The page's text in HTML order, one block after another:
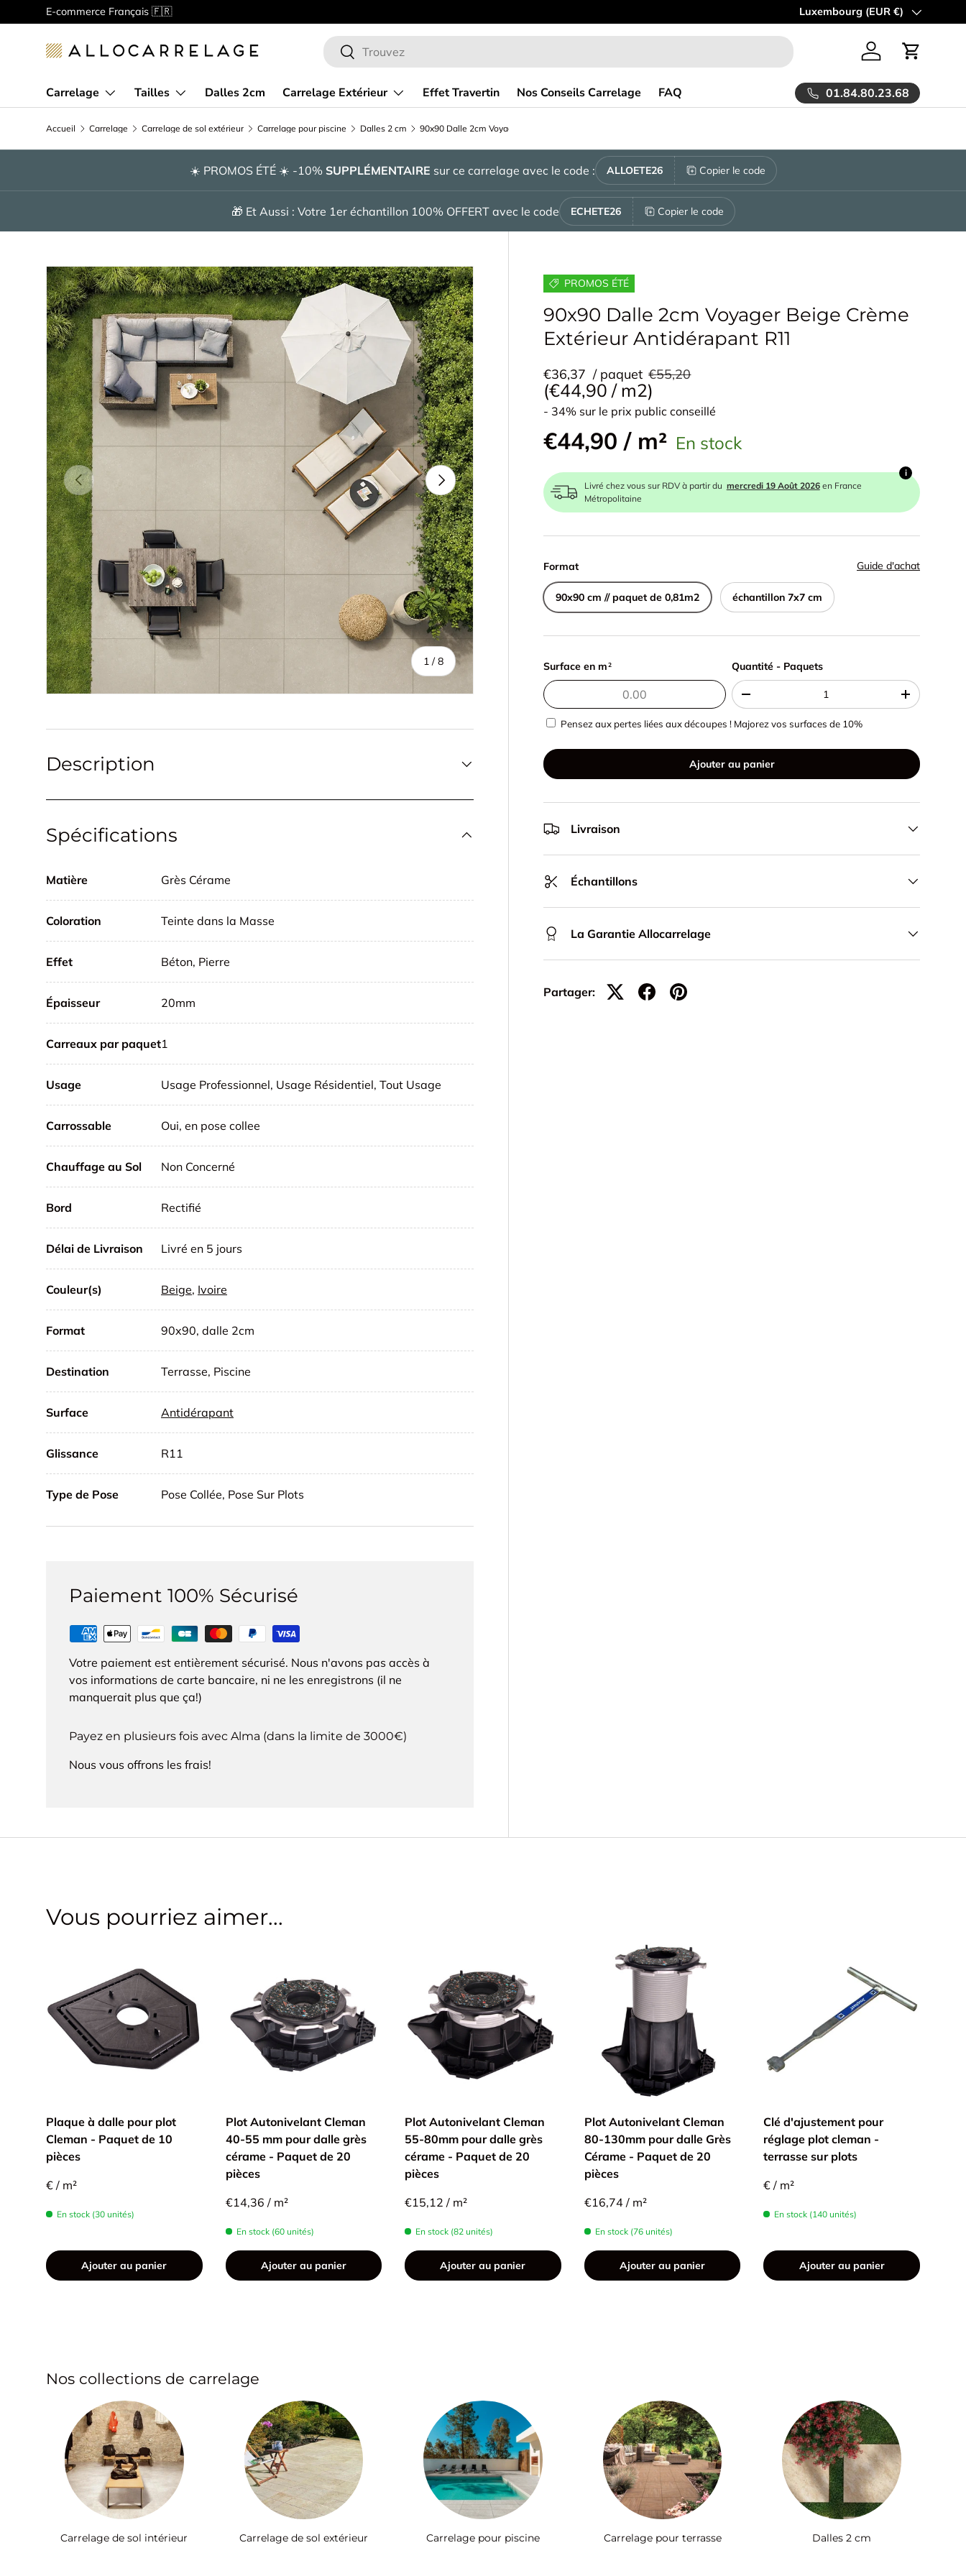
Aller au contenu
E-commerce Français 🇫🇷 Spécialiste de la vente en ligne de carrelage
Pays
Luxembourg (EUR €)
Recherche
Rechercher
Se connecter
Panier
Carrelage Tailles Dalles 2cm Carrelage Extérieur Effet Travertin Nos Conseils Carrelage FAQ 01.84.80.23.68
Accueil Carrelage Carrelage de sol extérieur Carrelage pour piscine Dalles 2 cm
☀️ PROMOS ÉTÉ ☀️ -10% SUPPLÉMENTAIRE sur ce carrelage avec le code : ALLOETE26 Copier le code
🎁 Et Aussi : Votre 1er échantillon 100% OFFERT avec le code ECHETE26 Copier le code
Précédent
1 /de
8
Suivant
PROMOS ÉTÉ
90x90 Dalle 2cm Voyager Beige Crème
Extérieur Antidérapant R11
€36,37 / paquet €55,20
Prix unitaire
€44,90/m2
- 34% sur le prix public conseillé
€44,90 / m² En stock
Livré chez vous sur RDV à partir du mercredi 19 Août 2026en France
Métropolitaine
i
Format Guide d'achat
90x90 cm // paquet de 0,81m2 échantillon 7x7 cm
Surface en m 2 Quantité - Paquets
Quantité - Paquets
+
Pensez aux pertes liées aux découpes ! Majorez vos surfaces de 10%
Ajouter au panier
Livraison
Échantillons
La Garantie Allocarrelage
Partager:
Description
Spécifications
Matière Grès Cérame
Coloration Teinte dans la Masse
Effet Béton, Pierre
Épaisseur 20mm
Carreaux par paquet1
Usage Usage Professionnel, Usage Résidentiel, Tout Usage
Carrossable Oui, en pose collee
Chauffage au Sol Non Concerné
Bord Rectifié
Délai de Livraison Livré en 5 jours
Couleur(s) Beige, Ivoire
Format 90x90, dalle 2cm
Destination Terrasse, Piscine
Surface Antidérapant
Glissance R11
Type de Pose Pose Collée, Pose Sur Plots
Paiement 100% Sécurisé
Votre paiement est entièrement sécurisé. Nous n'avons pas accès à
vos informations de carte bancaire, ni ne les enregistrons (il ne
manquerait plus que ça!)
Payez en plusieurs fois avec Alma (dans la limite de 3000€)
Nous vous offrons les frais!
Vous pourriez aimer...
Plaque à dalle pour plot
Cleman - Paquet de 10
pièces
€ / m²
En stock (30 unités)
Ajouter au panier
Plot Autonivelant Cleman
40-55 mm pour dalle grès
cérame - Paquet de 20
pièces
€14,36 / m²
En stock (60 unités)
Ajouter au panier
Plot Autonivelant Cleman
55-80mm pour dalle grès
cérame - Paquet de 20
pièces
€15,12 / m²
En stock (82 unités)
Ajouter au panier
Plot Autonivelant Cleman
80-130mm pour dalle Grès
Cérame - Paquet de 20
pièces
€16,74 / m²
En stock (76 unités)
Ajouter au panier
Clé d'ajustement pour
réglage plot cleman -
terrasse sur plots
€ / m²
En stock (140 unités)
Ajouter au panier
Nos collections de carrelage
Carrelage de sol intérieur Carrelage de sol extérieur Carrelage pour piscine Carrelage pour terrasse Dalles 2 cm